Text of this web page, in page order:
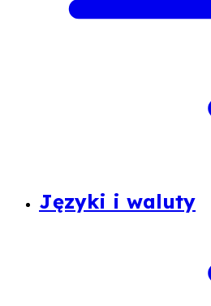
Języki i waluty